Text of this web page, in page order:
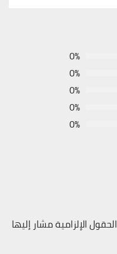
0%
0%
0%
0%
0%
الحقول الإلزامية مشار إليها